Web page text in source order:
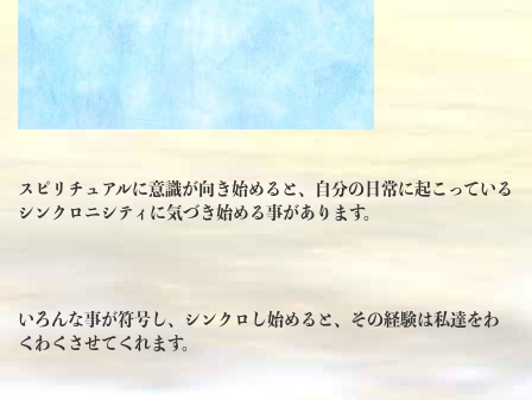
スピリチュアルに意識が向き始めると、自分の日常に起こっている
シンクロニシティに気づき始める事があります。
いろんな事が符号し、シンクロし始めると、その経験は私達をわ
くわくさせてくれます。